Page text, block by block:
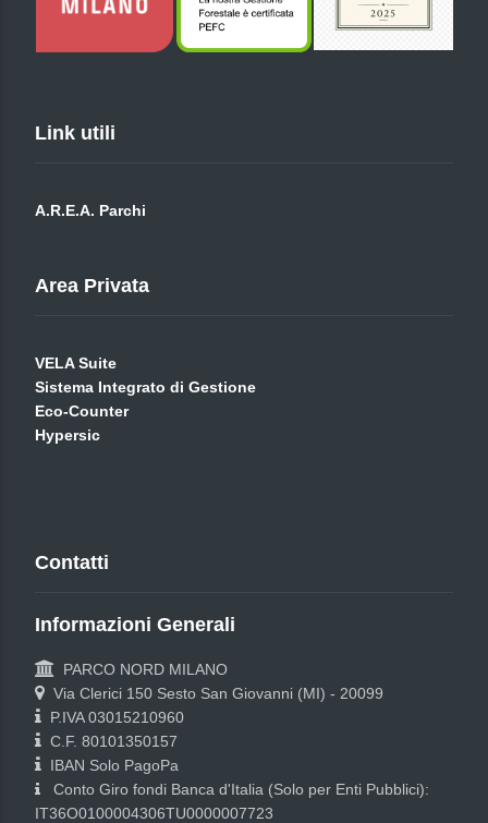
Link utili
A.R.E.A. Parchi
Area Privata
VELA Suite
Sistema Integrato di Gestione
Eco-Counter
Hypersic
Contatti
Informazioni Generali
PARCO NORD MILANO
Via Clerici 150 Sesto San Giovanni (MI) - 20099
P.IVA 03015210960
C.F. 80101350157
IBAN Solo PagoPa
Conto Giro fondi Banca d'Italia (Solo per Enti Pubblici):
IT36O0100004306TU0000007723